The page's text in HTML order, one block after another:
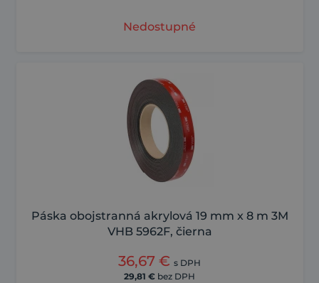
Nedostupné
Páska obojstranná akrylová 19 mm x 8 m 3M
VHB 5962F, čierna
36,67 € s DPH
29,81 € bez DPH